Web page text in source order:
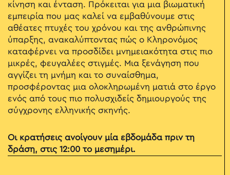
κίνηση και ένταση. Πρόκειται για μια βιωματική
εμπειρία που μας καλεί να εμβαθύνουμε στις
αθέατες πτυχές του χρόνου και της ανθρώπινης
ύπαρξης, ανακαλύπτοντας πώς ο Κληρονόμος
καταφέρνει να προσδίδει μνημειακότητα στις πιο
μικρές, φευγαλέες στιγμές. Μια ξενάγηση που
αγγίζει τη μνήμη και το συναίσθημα,
προσφέροντας μια ολοκληρωμένη ματιά στο έργο
ενός από τους πιο πολυσχιδείς δημιουργούς της
σύγχρονης ελληνικής σκηνής.
Οι κρατήσεις ανοίγουν μία εβδομάδα πριν τη
δράση, στις 12:00 το μεσημέρι.